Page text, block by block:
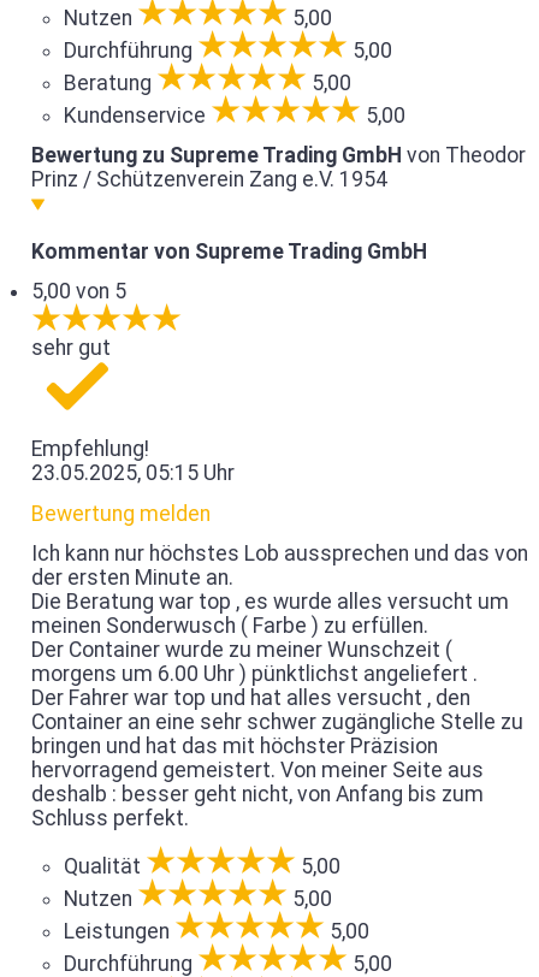
Nutzen
5,00
Durchführung
5,00
Beratung
5,00
Kundenservice
5,00
Bewertung zu Supreme Trading GmbH von Theodor
Prinz / Schützenverein Zang e.V. 1954
Kommentar von Supreme Trading GmbH
5,00 von 5
sehr gut
Empfehlung!
23.05.2025, 05:15 Uhr
Bewertung melden
Ich kann nur höchstes Lob aussprechen und das von
der ersten Minute an.
Die Beratung war top , es wurde alles versucht um
meinen Sonderwusch ( Farbe ) zu erfüllen.
Der Container wurde zu meiner Wunschzeit (
morgens um 6.00 Uhr ) pünktlichst angeliefert .
Der Fahrer war top und hat alles versucht , den
Container an eine sehr schwer zugängliche Stelle zu
bringen und hat das mit höchster Präzision
hervorragend gemeistert. Von meiner Seite aus
deshalb : besser geht nicht, von Anfang bis zum
Schluss perfekt.
Qualität
5,00
Nutzen
5,00
Leistungen
5,00
Durchführung
5,00